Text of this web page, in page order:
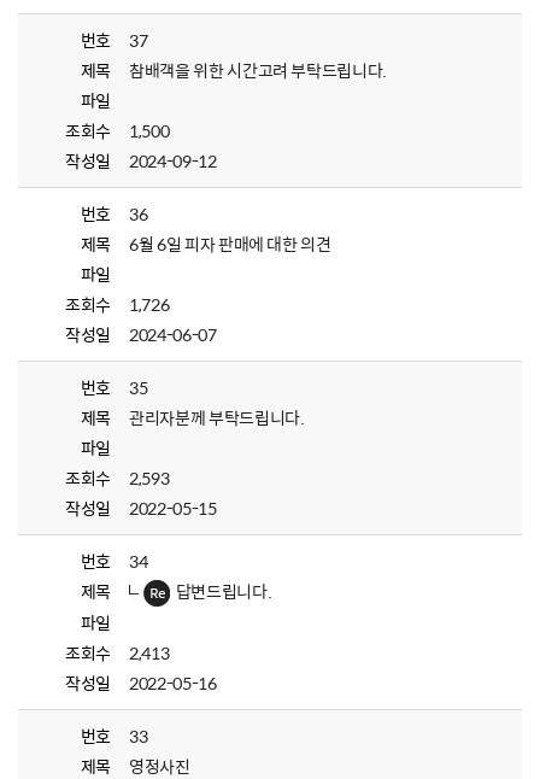
번호
37
제목
참배객을 위한 시간고려 부탁드립니다.
파일
조회수
1,500
작성일
2024-09-12
번호
36
제목
6월 6일 피자 판매에 대한 의견
파일
조회수
1,726
작성일
2024-06-07
번호
35
제목
관리자분께 부탁드립니다.
파일
조회수
2,593
작성일
2022-05-15
번호
34
제목
답변드립니다.
파일
조회수
2,413
작성일
2022-05-16
번호
33
제목
영정사진